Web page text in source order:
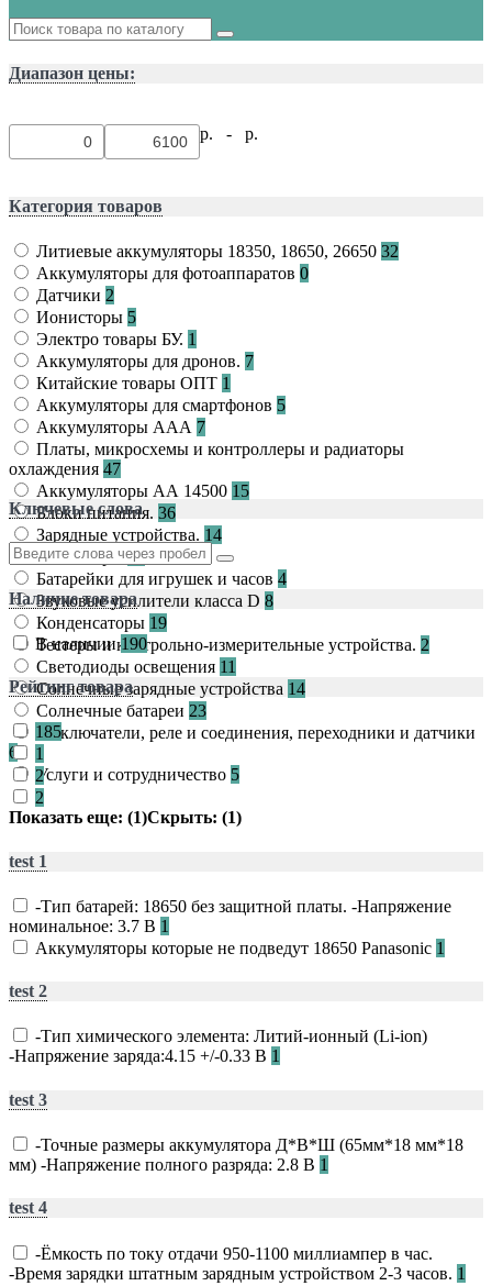
Диапазон цены:
р. - р.
Категория товаров
Литиевые аккумуляторы 18350, 18650, 26650 32
Аккумуляторы для фотоаппаратов 0
Датчики 2
Ионисторы 5
Электро товары БУ. 1
Аккумуляторы для дронов. 7
Китайские товары ОПТ 1
Аккумуляторы для смартфонов 5
Аккумуляторы ААА 7
Платы, микросхемы и контроллеры и радиаторы
охлаждения 47
Аккумуляторы АА 14500 15
Блоки питания. 36
Зарядные устройства. 14
Ионисторы23
Батарейки для игрушек и часов 4
Звуковые усилители класса D 8
Конденсаторы 19
Тестеры и контрольно-измерительные устройства. 2
Светодиоды освещения 11
Солнечные зарядные устройства 14
Солнечные батареи 23
Выключатели, реле и соединения, переходники и датчики
6
Услуги и сотрудничество 5
Ключевые слова
Наличие товара
В наличии190
Рейтинг товара
185
1
2
2
Показать еще: (1)Скрыть: (1)
test 1
-Тип батарей: 18650 без защитной платы. -Напряжение
номинальное: 3.7 В 1
Аккумуляторы которые не подведут 18650 Panasonic 1
test 2
-Тип химического элемента: Литий-ионный (Li-ion)
-Напряжение заряда:4.15 +/-0.33 В 1
test 3
-Точные размеры аккумулятора Д*В*Ш (65мм*18 мм*18
мм) -Напряжение полного разряда: 2.8 В 1
test 4
-Ёмкость по току отдачи 950-1100 миллиампер в час.
-Время зарядки штатным зарядным устройством 2-3 часов. 1